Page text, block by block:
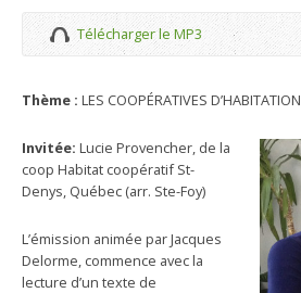
Télécharger le MP3
Thème : LES COOPÉRATIVES D’HABITATION
Invitée: Lucie Provencher, de la
coop Habitat coopératif St-
Denys, Québec (arr. Ste-Foy)
L’émission animée par Jacques
Delorme, commence avec la
lecture d’un texte de